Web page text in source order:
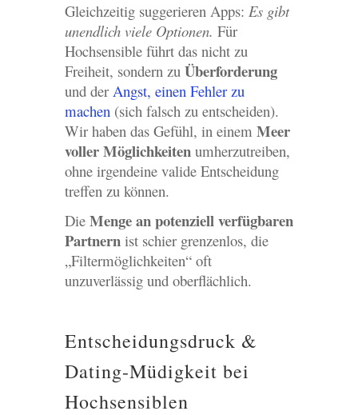
Gleichzeitig suggerieren Apps: Es gibt
unendlich viele Optionen. Für
Hochsensible führt das nicht zu
Freiheit, sondern zu Überforderung
und der Angst, einen Fehler zu
machen(sich falsch zu entscheiden).
Wir haben das Gefühl, in einem Meer
voller Möglichkeitenumherzutreiben,
ohne irgendeine valide Entscheidung
treffen zu können.
Die Menge an potenziell verfügbaren
Partnernist schier grenzenlos, die
„Filtermöglichkeiten“ oft
unzuverlässig und oberflächlich.
Entscheidungsdruck &
Dating-Müdigkeit bei
Hochsensiblen